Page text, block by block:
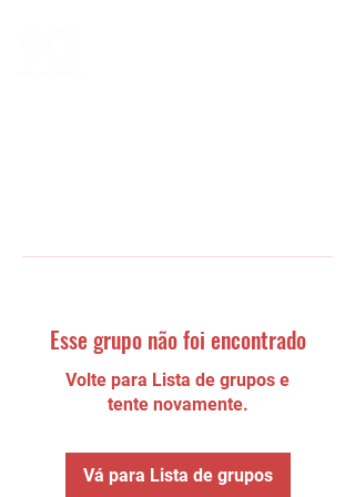
Esse grupo não foi encontrado
Volte para Lista de grupos e
tente novamente.
Vá para Lista de grupos